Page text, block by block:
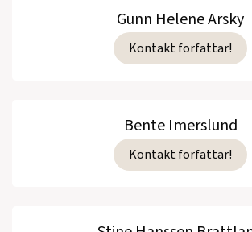
Gunn Helene Arsky
Kontakt forfattar!
Bente Imerslund
Kontakt forfattar!